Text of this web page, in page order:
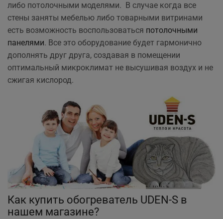
либо потолочными моделями. В случае когда все
стены заняты мебелью либо товарными витринами
есть возможность воспользоваться потолочными
панелями. Все это оборудование будет гармонично
дополнять друг друга, создавая в помещении
оптимальный микроклимат не высушивая воздух и не
сжигая кислород.
Как купить обогреватель UDEN-S в
нашем магазине?